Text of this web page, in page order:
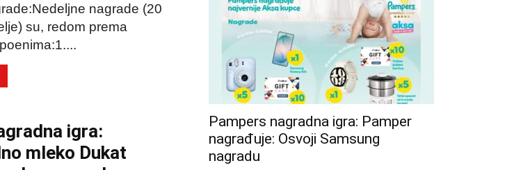
nagrade (20
su, redom prema
igra:
mleko Dukat
Pampers nagradna igra: Pamper
nagrađuje: Osvoji Samsung
nagradu